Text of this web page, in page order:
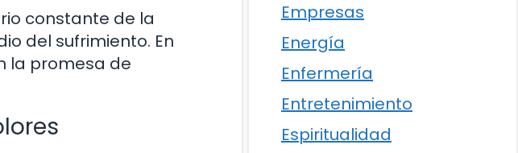
constante de la
del sufrimiento. En
la promesa de
Empresas
Energía
Enfermería
Entretenimiento
Espiritualidad